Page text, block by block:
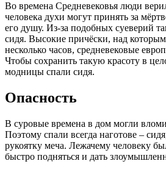
Во времена Средневековья люди
человека духи могут принять за
его душу. Из-за подобных суеверий
сидя. Высокие причёски, над
несколько часов, средневековые
Чтобы сохранить такую красоту в
модницы спали сидя.
Опасность
В суровые времена в дом могли
Поэтому спали всегда наготове –
рукоятку меча. Лежачему человеку
быстро подняться и дать